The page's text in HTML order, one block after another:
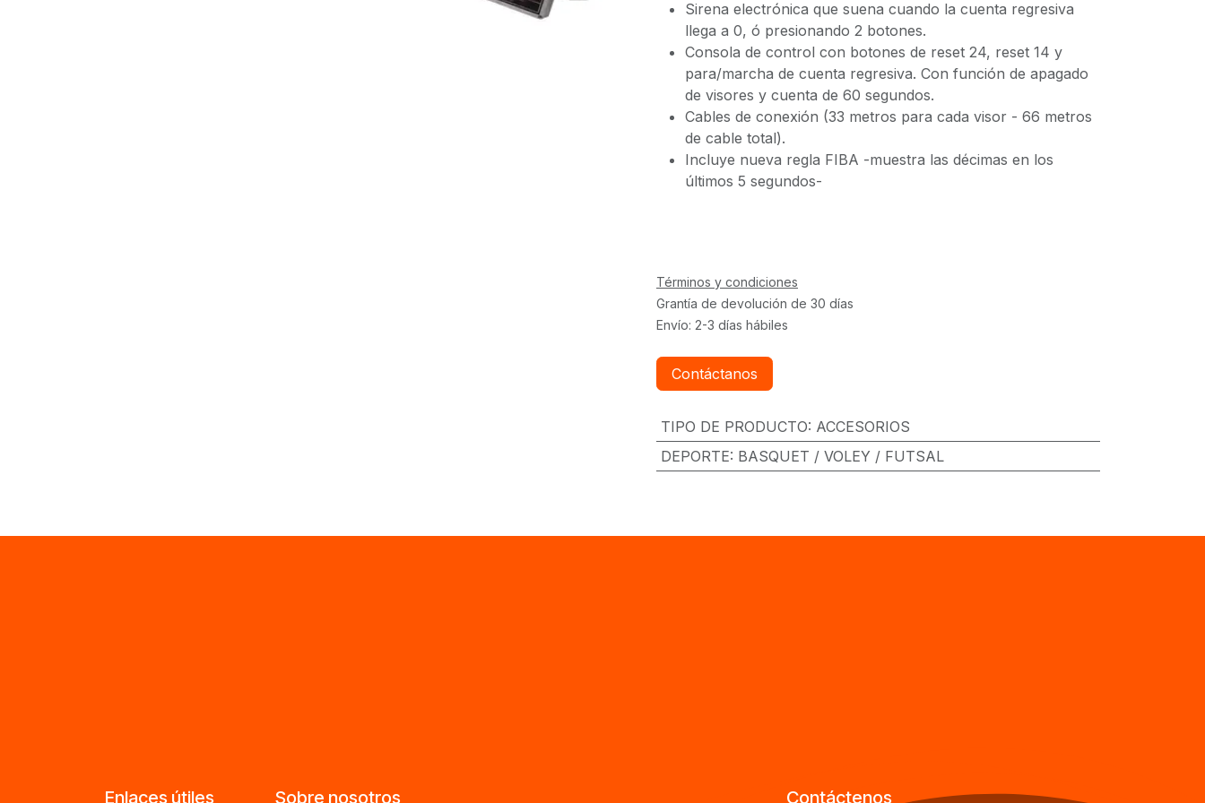
Sirena electrónica que suena cuando la cuenta regresiva
llega a 0, ó presionando 2 botones.
Consola de control con botones de reset 24, reset 14 y
para/marcha de cuenta regresiva. Con función de apagado
de visores y cuenta de 60 segundos.
Cables de conexión (33 metros para cada visor - 66 metros
de cable total).
Incluye nueva regla FIBA -muestra las décimas en los
últimos 5 segundos-
Términos y condiciones
Grantía de devolución de 30 días
Envío: 2-3 días hábiles
Contáctanos
TIPO DE PRODUCTO: ACCESORIOS
DEPORTE: BASQUET / VOLEY / FUTSAL
Enlaces útiles Sobre nosotros Contáctenos